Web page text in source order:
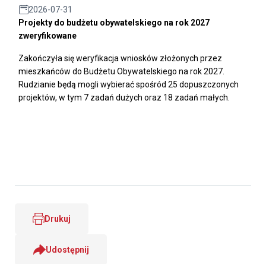
2026-07-31
Projekty do budżetu obywatelskiego na rok 2027
zweryfikowane
Zakończyła się weryfikacja wniosków złożonych przez
mieszkańców do Budżetu Obywatelskiego na rok 2027.
Rudzianie będą mogli wybierać spośród 25 dopuszczonych
projektów, w tym 7 zadań dużych oraz 18 zadań małych.
Drukuj
Udostępnij